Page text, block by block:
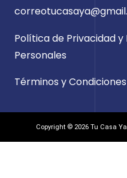
Política de Privacidad
Personales
Términos y Condiciones
Copyright © 2026 Tu Casa